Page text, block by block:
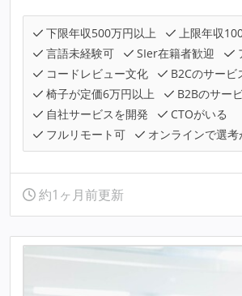
下限年収500万円以上
上限年収
言語未経験可
SIer在籍者歓迎
コードレビュー文化
B2Cのサービ
椅子が定価6万円以上
B2Bのサー
自社サービスを開発
CTOがいる
フルリモート可
オンラインで選
約1ヶ月前更新